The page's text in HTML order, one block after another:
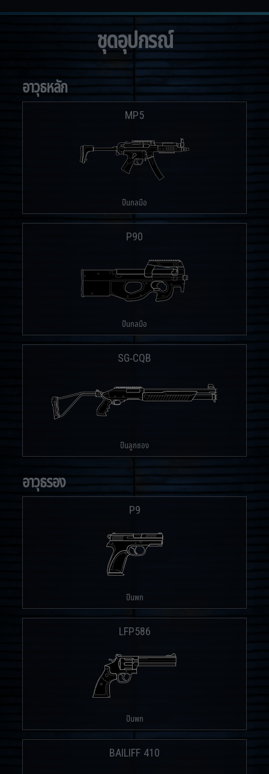
ชุดอุปกรณ์
อาวุธหลัก
MP5
ปืนกลมือ
P90
ปืนกลมือ
SG-CQB
ปืนลูกซอง
อาวุธรอง
P9
ปืนพก
LFP586
ปืนพก
BAILIFF 410